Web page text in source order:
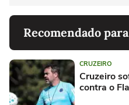
Recomendado
CRUZEIRO
Cruzeiro
contra o